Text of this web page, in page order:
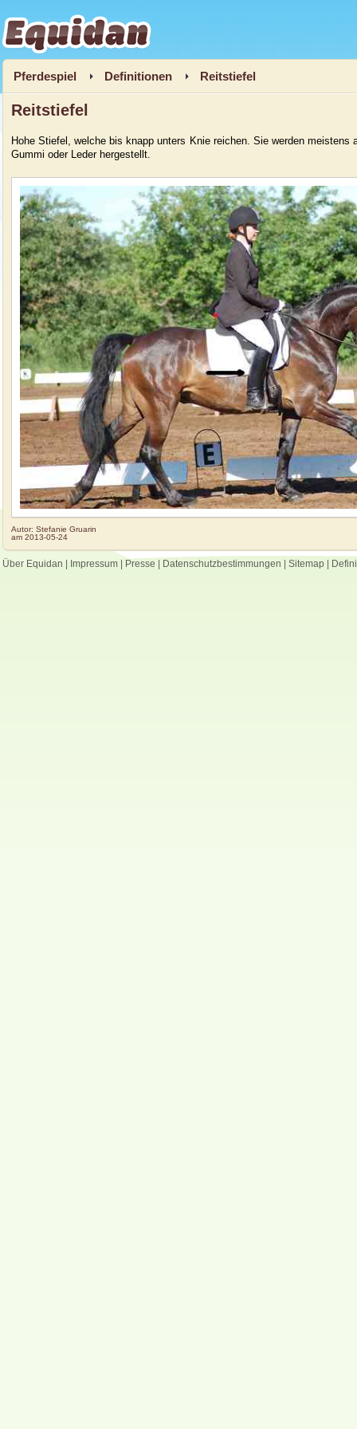
Equidan
Pferdespiel Definitionen Reitstiefel
Reitstiefel
Hohe Stiefel, welche bis knapp unters Knie reichen. Sie werden meistens
Gummi oder Leder hergestellt.
Autor: Stefanie Gruarin
am 2013-05-24
Über Equidan | Impressum | Presse | Datenschutzbestimmungen | Sitemap |